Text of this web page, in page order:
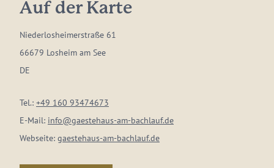
Auf der Karte
Niederlosheimerstraße 61
66679 Losheim am See
DE
Tel.: +49 160 93474673
E-Mail: info@gaestehaus-am-bachlauf.de
Webseite: gaestehaus-am-bachlauf.de